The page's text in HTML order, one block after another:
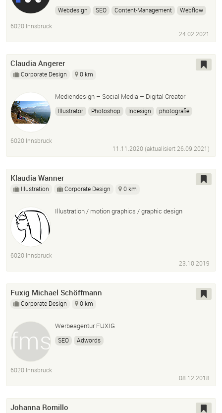
Webdesign SEO Content-Management
Webflow
6020 Innsbruck
24.02.2021
Claudia Angerer
Corporate Design 0 km
Mediendesign – Social Media – Digital Creator
Illustrator Photoshop Indesign photografie
6020 Innsbruck
11.11.2020 (aktualisiert26.09.2021)
Klaudia Wanner
Illustration Corporate Design 0 km
Illustration / motion graphics / graphic design
6020 Innsbruck
23.10.2019
Fuxig Michael Schöffmann
Corporate Design 0 km
Werbeagentur FUXIG
SEO Adwords
6020 Innsbruck
08.12.2018
Johanna Romillo